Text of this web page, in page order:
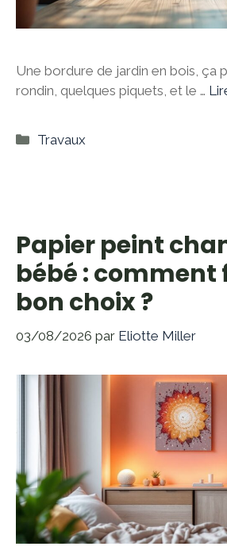
Une bordure de jardin en bois, ça
rondin, quelques piquets, et le …
Catégories
Travaux
Papier peint
bébé : comment
bon choix ?
03/08/2026 par Eliotte Miller